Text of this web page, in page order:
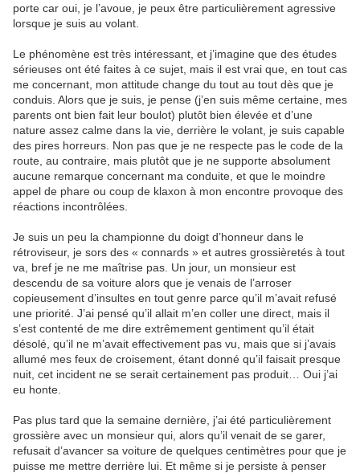
porte car oui, je l’avoue, je peux être particulièrement agressive
lorsque je suis au volant.
Le phénomène est très intéressant, et j’imagine que des études
sérieuses ont été faites à ce sujet, mais il est vrai que, en tout cas
me concernant, mon attitude change du tout au tout dès que je
conduis. Alors que je suis, je pense (j’en suis même certaine, mes
parents ont bien fait leur boulot) plutôt bien élevée et d’une
nature assez calme dans la vie, derrière le volant, je suis capable
des pires horreurs. Non pas que je ne respecte pas le code de la
route, au contraire, mais plutôt que je ne supporte absolument
aucune remarque concernant ma conduite, et que le moindre
appel de phare ou coup de klaxon à mon encontre provoque des
réactions incontrôlées.
Je suis un peu la championne du doigt d’honneur dans le
rétroviseur, je sors des « connards » et autres grossièretés à tout
va, bref je ne me maîtrise pas. Un jour, un monsieur est
descendu de sa voiture alors que je venais de l’arroser
copieusement d’insultes en tout genre parce qu’il m’avait refusé
une priorité. J’ai pensé qu’il allait m’en coller une direct, mais il
s’est contenté de me dire extrêmement gentiment qu’il était
désolé, qu’il ne m’avait effectivement pas vu, mais que si j’avais
allumé mes feux de croisement, étant donné qu’il faisait presque
nuit, cet incident ne se serait certainement pas produit… Oui j’ai
eu honte.
Pas plus tard que la semaine dernière, j’ai été particulièrement
grossière avec un monsieur qui, alors qu’il venait de se garer,
refusait d’avancer sa voiture de quelques centimètres pour que je
puisse me mettre derrière lui. Et même si je persiste à penser